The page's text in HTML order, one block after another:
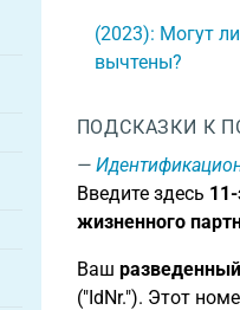
(2023): Могут
вычтены?
ПОДСКАЗКИ К
Введите здесь
жизненного
Ваш
("IdNr."). Этот